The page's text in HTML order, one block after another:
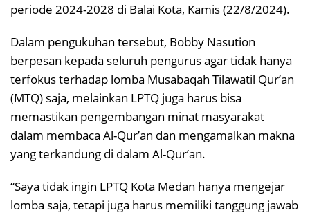
periode 2024-2028 di Balai Kota, Kamis (22/8/2024).
Dalam pengukuhan tersebut, Bobby Nasution
berpesan kepada seluruh pengurus agar tidak hanya
terfokus terhadap lomba Musabaqah Tilawatil Qur’an
(MTQ) saja, melainkan LPTQ juga harus bisa
memastikan pengembangan minat masyarakat
dalam membaca Al-Qur’an dan mengamalkan makna
yang terkandung di dalam Al-Qur’an.
“Saya tidak ingin LPTQ Kota Medan hanya mengejar
lomba saja, tetapi juga harus memiliki tanggung jawab